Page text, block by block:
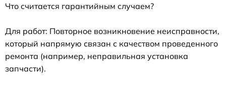
Что считается гарантийным случаем?
Для работ: Повторное возникновение неисправности,
который напрямую связан с качеством проведенного
ремонта (например, неправильная установка
запчасти).